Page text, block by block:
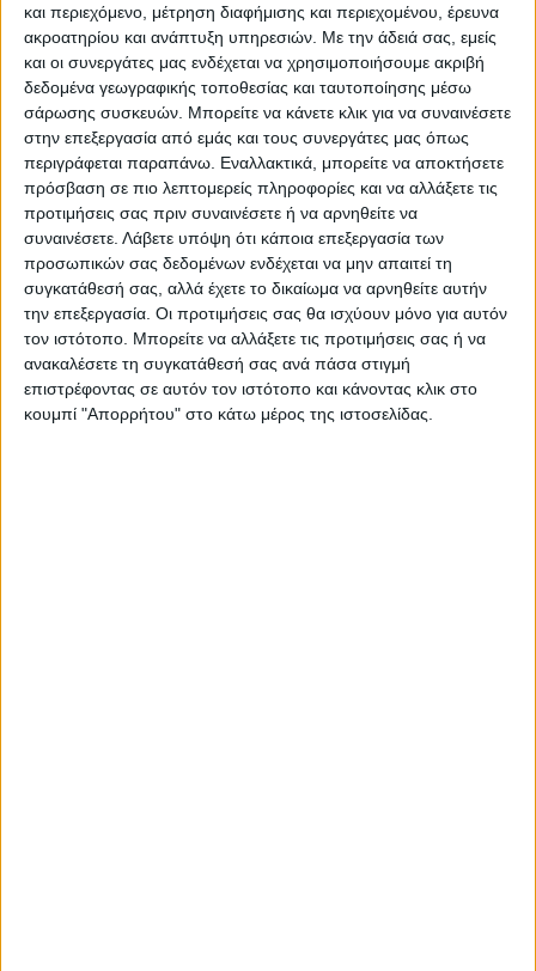
και περιεχόμενο, μέτρηση διαφήμισης και περιεχομένου, έρευνα
ακροατηρίου και ανάπτυξη υπηρεσιών. Με την άδειά σας, εμείς
και οι συνεργάτες μας ενδέχεται να χρησιμοποιήσουμε ακριβή
δεδομένα γεωγραφικής τοποθεσίας και ταυτοποίησης μέσω
σάρωσης συσκευών. Μπορείτε να κάνετε κλικ για να συναινέσετε
στην επεξεργασία από εμάς και τους συνεργάτες μας όπως
περιγράφεται παραπάνω. Εναλλακτικά, μπορείτε να αποκτήσετε
πρόσβαση σε πιο λεπτομερείς πληροφορίες και να αλλάξετε τις
προτιμήσεις σας πριν συναινέσετε ή να αρνηθείτε να
συναινέσετε. Λάβετε υπόψη ότι κάποια επεξεργασία των
προσωπικών σας δεδομένων ενδέχεται να μην απαιτεί τη
συγκατάθεσή σας, αλλά έχετε το δικαίωμα να αρνηθείτε αυτήν
την επεξεργασία. Οι προτιμήσεις σας θα ισχύουν μόνο για αυτόν
τον ιστότοπο. Μπορείτε να αλλάξετε τις προτιμήσεις σας ή να
ανακαλέσετε τη συγκατάθεσή σας ανά πάσα στιγμή
επιστρέφοντας σε αυτόν τον ιστότοπο και κάνοντας κλικ στο
κουμπί "Απορρήτου" στο κάτω μέρος της ιστοσελίδας.
VIDEO ΤΗΣ ΘΕΣΣΑΛΙΑΣ
Περιπέτεια για τον πρόεδρο του Ε.Κ.Λ
Γιάννη Σκόκα